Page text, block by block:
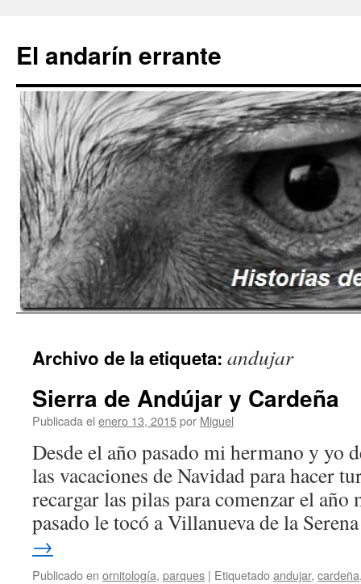
contenido
El andarín errante
Archivo de la etiqueta: andujar
Sierra de Andújar y Cardeña
Publicada el enero 13, 2015por Miguel
Desde el año pasado mi hermano y yo
las vacaciones de Navidad para hacer
recargar las pilas para comenzar el año
pasado le tocó a Villanueva de la
→
Publicado en ornitología, parques | Etiquetadoandujar, cardeña